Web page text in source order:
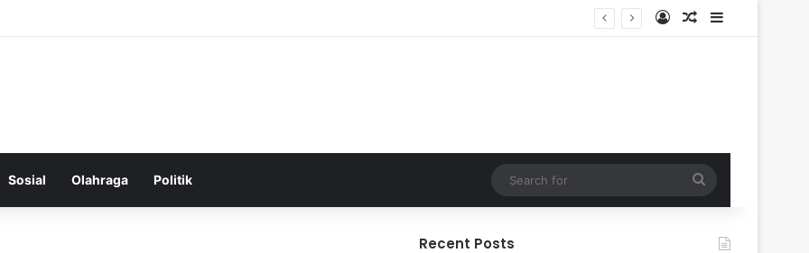
Log InRandom Article
Sidebar
Sosial Olahraga Politik
for
Recent Posts